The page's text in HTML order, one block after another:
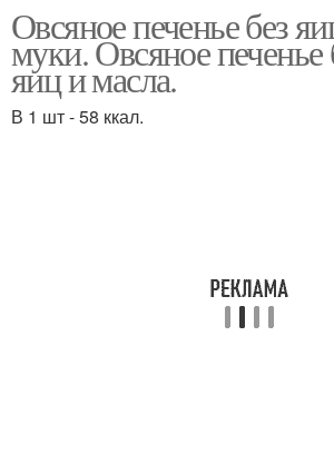
Овсяное печенье без
муки. Овсяное печенье
яиц и масла.
В 1 шт - 58 ккал.